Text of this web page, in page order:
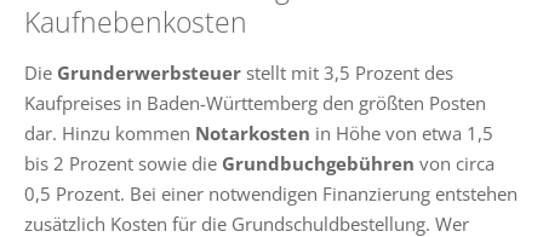
Kaufnebenkosten
Die Grunderwerbsteuer stellt mit 3,5 Prozent des
Kaufpreises in Baden-Württemberg den größten Posten
dar. Hinzu kommen Notarkosten in Höhe von etwa 1,5
bis 2 Prozent sowie die Grundbuchgebühren von circa
0,5 Prozent. Bei einer notwendigen Finanzierung entstehen
zusätzlich Kosten für die Grundschuldbestellung. Wer